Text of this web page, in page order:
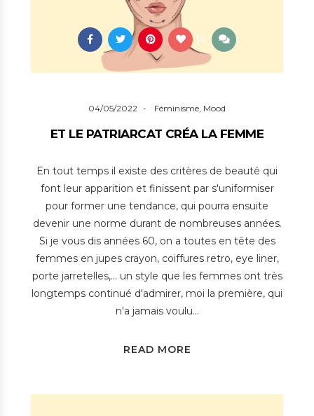
14
04/05/2022 Féminisme Mood
ET LE PATRIARCAT CRÉA LA FEMME
En tout temps il existe des critères de beauté qui
font leur apparition et finissent par s'uniformiser
pour former une tendance, qui pourra ensuite
devenir une norme durant de nombreuses années.
Si je vous dis années 60, on a toutes en tête des
femmes en jupes crayon, coiffures retro, eye liner,
porte jarretelles,... un style que les femmes ont très
longtemps continué d'admirer, moi la première, qui
n'a jamais voulu...
READ MORE